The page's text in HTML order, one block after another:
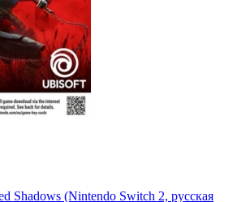
Shadows (Nintendo Switch 2, русская